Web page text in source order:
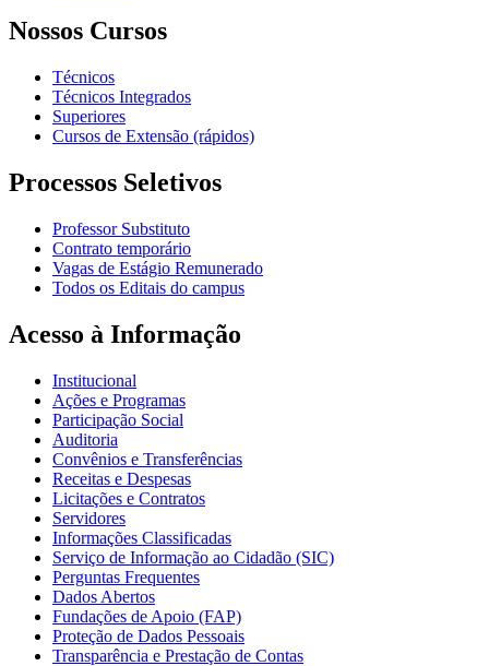
Nossos Cursos
Técnicos
Técnicos Integrados
Superiores
Cursos de Extensão (rápidos)
Processos Seletivos
Professor Substituto
Contrato temporário
Vagas de Estágio Remunerado
Todos os Editais do campus
Acesso à Informação
Institucional
Ações e Programas
Participação Social
Auditoria
Convênios e Transferências
Receitas e Despesas
Licitações e Contratos
Servidores
Informações Classificadas
Serviço de Informação ao Cidadão (SIC)
Perguntas Frequentes
Dados Abertos
Fundações de Apoio (FAP)
Proteção de Dados Pessoais
Transparência e Prestação de Contas